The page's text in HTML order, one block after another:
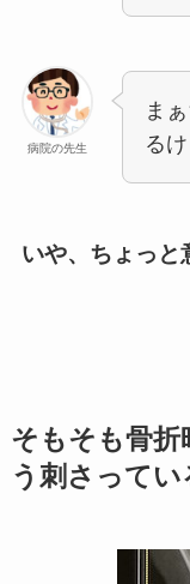
病院の先生
ま
る
いや、ちょっと
そもそも骨
う刺さってい